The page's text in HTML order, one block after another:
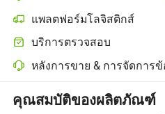
แพลตฟอร์มโลจิสติกส์
การติดตามการจัดส่งที่ชัดเจนยิ่งขึ้
บริการตรวจสอบ
การตรวจสอบก่อนการจัดส่งแบบเ
หลังการขาย & การจัดการ
การแก้ไขข้อพิพาทที่ช่วยโดยแพลต
คุณสมบัติของผลิตภัณฑ์